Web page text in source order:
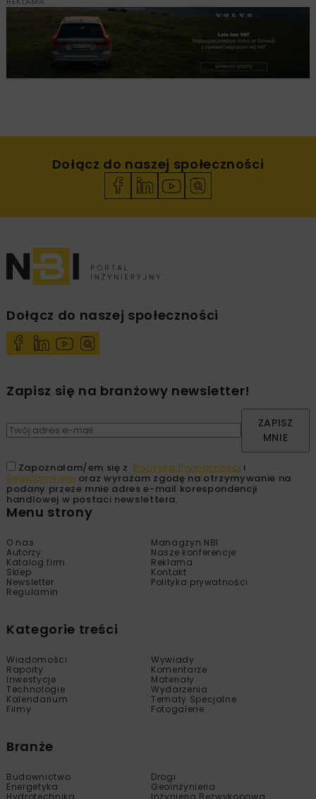
Dołącz do naszej społeczności
Dołącz do naszej społeczności
Zapisz się na branżowy newsletter!
ZAPISZ
MNIE
Zapoznałam/em się z Polityką Prywatności i
Regulaminem oraz wyrażam zgodę na otrzymywanie na
podany przeze mnie adres e-mail korespondencji
handlowej w postaci newslettera.
Menu strony
O nas
Managzyn NBI
Autorzy
Nasze konferencje
Katalog firm
Reklama
Sklep
Kontakt
Newsletter
Polityka prywatności
Regulamin
Kategorie treści
Wiadomości
Wywiady
Raporty
Komentarze
Inwestycje
Materiały
Technologie
Wydarzenia
Kalendarium
Tematy Specjalne
Filmy
Fotogalerie
Branże
Budownictwo
Drogi
Energetyka
Geoinżynieria
Hydrotechnika
Inżynieria Bezwykopowa